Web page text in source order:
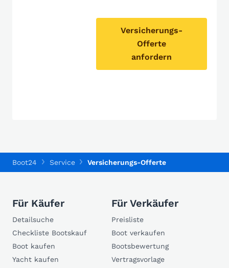
Versicherungs-
Offerte
anfordern
Boot24 Service Versicherungs-Offerte
Für Käufer
Detailsuche
Checkliste Bootskauf
Boot kaufen
Yacht kaufen
Für Verkäufer
Preisliste
Boot verkaufen
Bootsbewertung
Vertragsvorlage